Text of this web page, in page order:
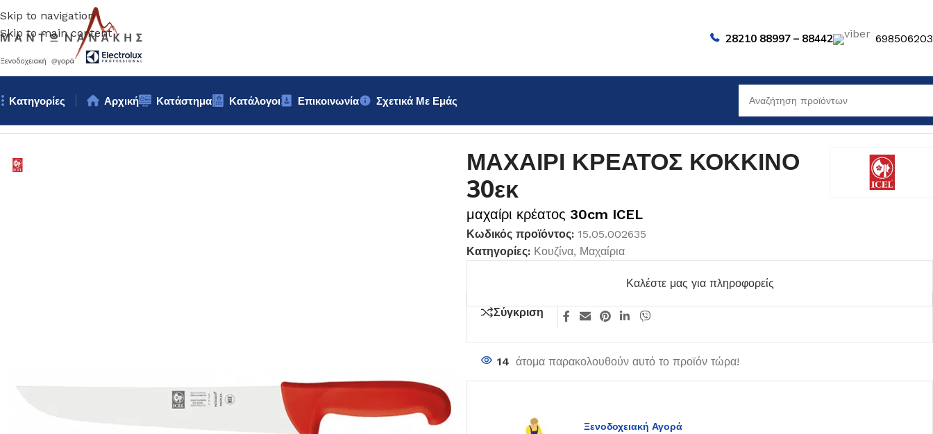
Skip to navigation
Skip to main content
28210 88997 – 88442
Κατηγορίες Αρχική Κατάστημα Κατάλογοι Επικοινωνία
Σχετικά Με Εμάς
ΜΑΧΑΙΡΙ ΚΡΕΑΤΟΣ ΚΟΚΚΙΝΟ
30εκ
μαχαίρι κρέατος 30cm ICEL
Κωδικός προϊόντος: 15.05.002635
Κατηγορίες: Κουζίνα, Μαχαίρια
Καλέστε μας για πληροφορείς
Σύγκριση
14 άτομα παρακολουθούν αυτό το προϊόν τώρα!
Ξενοδοχειακή Αγορά